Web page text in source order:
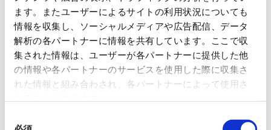
ます。またユーザーによるサイトの利用状況についても
情報を収集し、ソーシャルメディアや広告配信、データ
解析の各パートナーに情報を共有しています。ここで収
集された情報は、ユーザーが各パートナーに提供した他
の情報や各パートナーのサービスを使用した際に収集さ
れた情報と組み合わされ、各パートナーによって使用さ
エレクトロニクス
2026/08/03
【あと3ヶ月】EUサイバーレジリエンス法（CRA）の報
告義務化に備える！製造業が今すぐ取り組むべき「24
エレクトロニクス